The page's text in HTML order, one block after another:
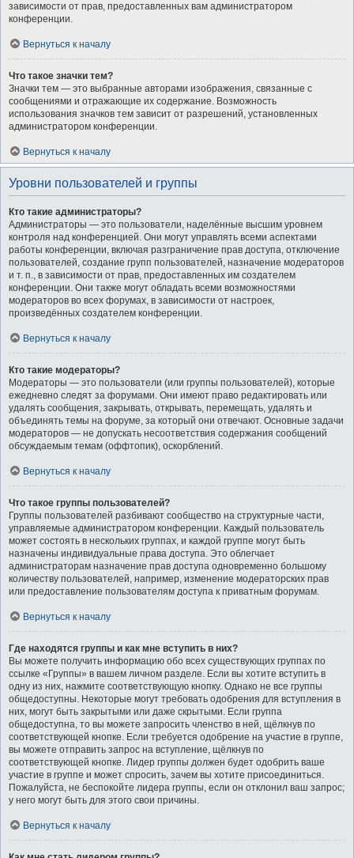
зависимости от прав, предоставленных вам администратором
конференции.
Вернуться к началу
Что такое значки тем?
Значки тем — это выбранные авторами изображения, связанные с
сообщениями и отражающие их содержание. Возможность
использования значков тем зависит от разрешений, установленных
администратором конференции.
Вернуться к началу
Уровни пользователей и группы
Кто такие администраторы?
Администраторы — это пользователи, наделённые высшим уровнем
контроля над конференцией. Они могут управлять всеми аспектами
работы конференции, включая разграничение прав доступа, отключение
пользователей, создание групп пользователей, назначение модераторов
и т. п., в зависимости от прав, предоставленных им создателем
конференции. Они также могут обладать всеми возможностями
модераторов во всех форумах, в зависимости от настроек,
произведённых создателем конференции.
Вернуться к началу
Кто такие модераторы?
Модераторы — это пользователи (или группы пользователей), которые
ежедневно следят за форумами. Они имеют право редактировать или
удалять сообщения, закрывать, открывать, перемещать, удалять и
объединять темы на форуме, за который они отвечают. Основные задачи
модераторов — не допускать несоответствия содержания сообщений
обсуждаемым темам (оффтопик), оскорблений.
Вернуться к началу
Что такое группы пользователей?
Группы пользователей разбивают сообщество на структурные части,
управляемые администратором конференции. Каждый пользователь
может состоять в нескольких группах, и каждой группе могут быть
назначены индивидуальные права доступа. Это облегчает
администраторам назначение прав доступа одновременно большому
количеству пользователей, например, изменение модераторских прав
или предоставление пользователям доступа к приватным форумам.
Вернуться к началу
Где находятся группы и как мне вступить в них?
Вы можете получить информацию обо всех существующих группах по
ссылке «Группы» в вашем личном разделе. Если вы хотите вступить в
одну из них, нажмите соответствующую кнопку. Однако не все группы
общедоступны. Некоторые могут требовать одобрения для вступления в
них, могут быть закрытыми или даже скрытыми. Если группа
общедоступна, то вы можете запросить членство в ней, щёлкнув по
соответствующей кнопке. Если требуется одобрение на участие в группе,
вы можете отправить запрос на вступление, щёлкнув по
соответствующей кнопке. Лидер группы должен будет одобрить ваше
участие в группе и может спросить, зачем вы хотите присоединиться.
Пожалуйста, не беспокойте лидера группы, если он отклонил ваш запрос;
у него могут быть для этого свои причины.
Вернуться к началу